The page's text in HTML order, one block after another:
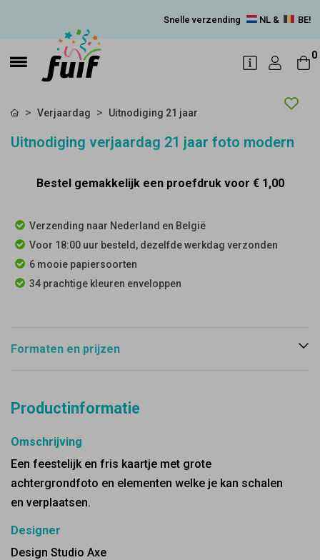
Snelle verzending NL & BE!
0
Verjaardag Uitnodiging 21 jaar
Uitnodiging verjaardag 21 jaar foto modern
Bestel gemakkelijk een proefdruk voor € 1,00
Verzending naar Nederland en België
Voor 18:00 uur besteld, dezelfde werkdag verzonden
6 mooie papiersoorten
34 prachtige kleuren enveloppen
Formaten en prijzen
Productinformatie
Omschrijving
Een feestelijk en fris kaartje met grote
achtergrondfoto en elementen welke je kan schalen
en verplaatsen.
Designer
Design Studio Axe